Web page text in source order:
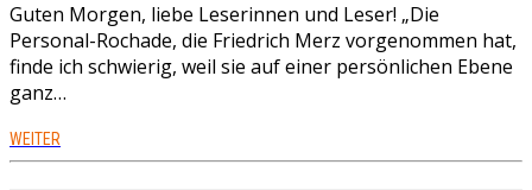
Guten Morgen, liebe Leserinnen und Leser! „Die
Personal-Rochade, die Friedrich Merz vorgenommen hat,
finde ich schwierig, weil sie auf einer persönlichen Ebene
ganz…
WEITER